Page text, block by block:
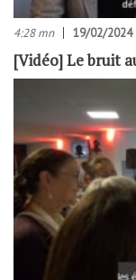
4:28 mn 19/02/2024
[Vidéo] Le bruit